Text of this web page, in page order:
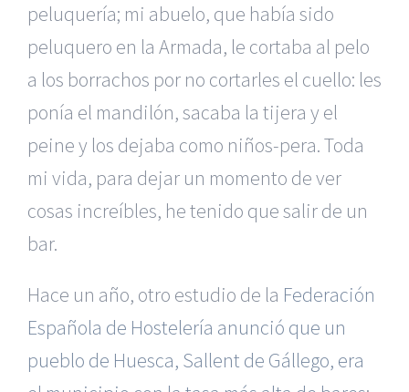
peluquería; mi abuelo, que había sido
peluquero en la Armada, le cortaba al pelo
a los borrachos por no cortarles el cuello: les
ponía el mandilón, sacaba la tijera y el
peine y los dejaba como niños-pera. Toda
mi vida, para dejar un momento de ver
cosas increíbles, he tenido que salir de un
bar.
Hace un año, otro estudio de la Federación
Española de Hostelería anunció que un
pueblo de Huesca, Sallent de Gállego, era